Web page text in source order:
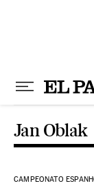
Jan Oblak
CAMPEONATO